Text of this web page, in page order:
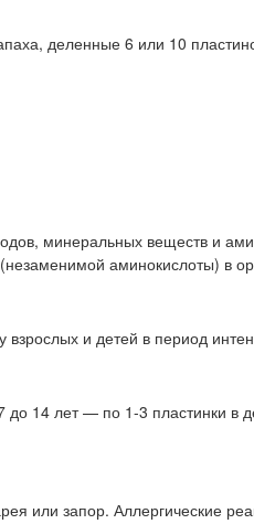
деленные 6 или 10
минеральных веществ и
аминокислоты) в
и детей в период
14 лет — по 1-3 пластинки в
или запор. Аллергические